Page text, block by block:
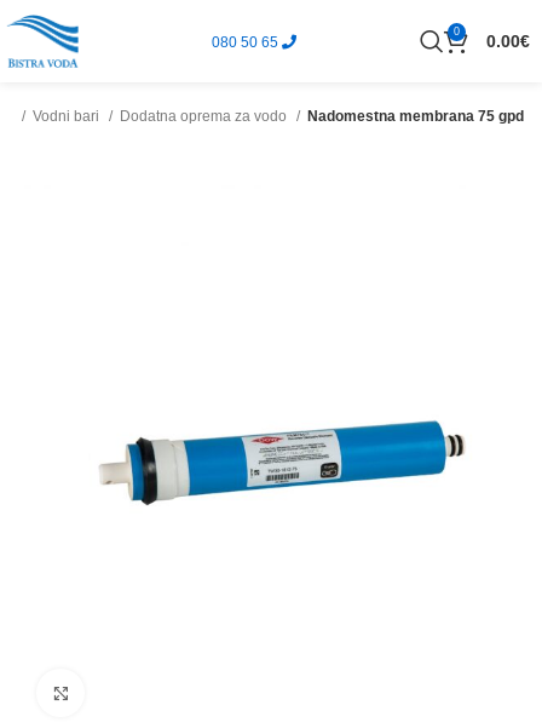
080 50 65
0 0.00€
Vodni bari Dodatna oprema za vodo Nadomestna membrana 75 gpd